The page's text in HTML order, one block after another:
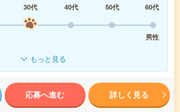
30代 40代 50代
60代
男性
もっと見る
応募へ進む 詳しく見る